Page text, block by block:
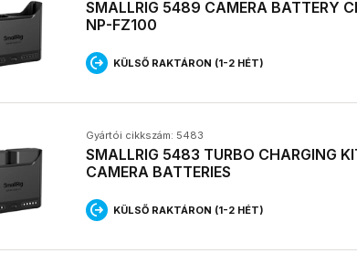
SMALLRIG 5489 CAMERA BATTERY
NP-FZ100
KÜLSŐ RAKTÁRON (1-2 HÉT)
Gyártói cikkszám: 5483
SMALLRIG 5483 TURBO CHARGING
CAMERA BATTERIES
KÜLSŐ RAKTÁRON (1-2 HÉT)